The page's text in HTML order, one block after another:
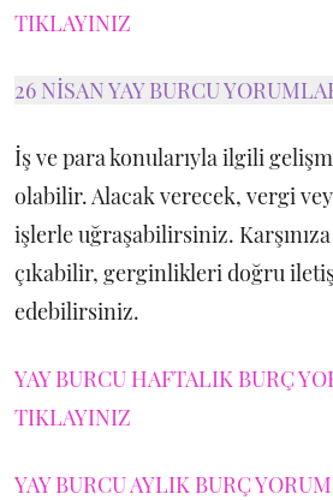
TIKLAYINIZ
26 NİSAN YAY BURCU
İş ve para konularıyla ilgili
olabilir. Alacak verecek, vergi
işlerle uğraşabilirsiniz.
çıkabilir, gerginlikleri doğru
edebilirsiniz.
YAY BURCU HAFTALIK BURÇ
TIKLAYINIZ
YAY BURCU AYLIK BURÇ